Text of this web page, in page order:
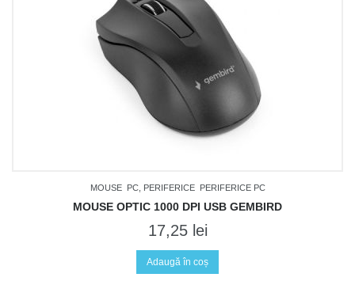
MOUSE PC, PERIFERICE PERIFERICE PC
MOUSE OPTIC 1000 DPI USB GEMBIRD
17,25 lei
Adaugă în coș